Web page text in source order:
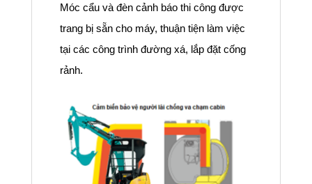
Móc cẩu và đèn cảnh báo thi công được
trang bị sẵn cho máy, thuận tiện làm việc
tại các công trình đường xá, lắp đặt cống
rảnh.